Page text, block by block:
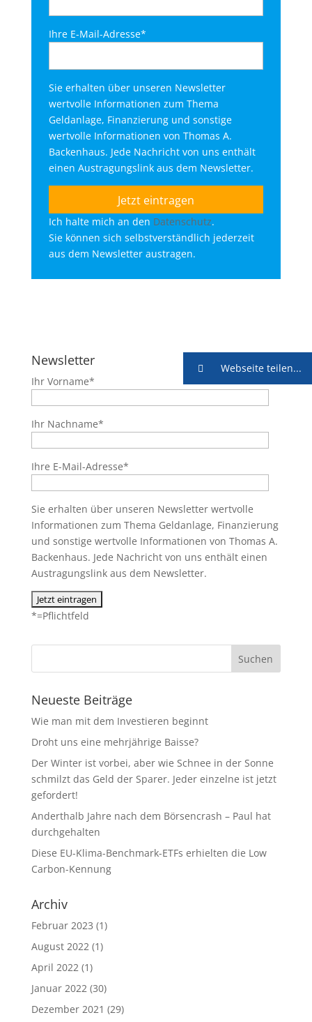
Ihre E-Mail-Adresse*
Sie erhalten über unseren Newsletter
wertvolle Informationen zum Thema
Geldanlage, Finanzierung und sonstige
wertvolle Informationen von Thomas A.
Backenhaus. Jede Nachricht von uns enthält
einen Austragungslink aus dem Newsletter.
Ich halte mich an den Datenschutz.
Sie können sich selbstverständlich jederzeit
aus dem Newsletter austragen.
Newsletter
Ihr Vorname*
Ihr Nachname*
Ihre E-Mail-Adresse*
Sie erhalten über unseren Newsletter wertvolle
Informationen zum Thema Geldanlage, Finanzierung
und sonstige wertvolle Informationen von Thomas A.
Backenhaus. Jede Nachricht von uns enthält einen
Austragungslink aus dem Newsletter.
*=Pflichtfeld
Neueste Beiträge
Wie man mit dem Investieren beginnt
Droht uns eine mehrjährige Baisse?
Der Winter ist vorbei, aber wie Schnee in der Sonne
schmilzt das Geld der Sparer. Jeder einzelne ist jetzt
gefordert!
Anderthalb Jahre nach dem Börsencrash – Paul hat
durchgehalten
Diese EU-Klima-Benchmark-ETFs erhielten die Low
Carbon-Kennung
Archiv
Februar 2023 (1)
August 2022(1)
April 2022(1)
Januar 2022(30)
Dezember 2021 (29)
Webseite teilen...